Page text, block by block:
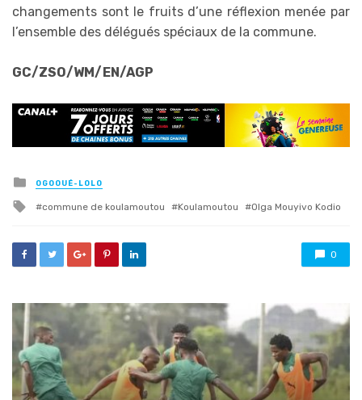
changements sont le fruits d’une réflexion menée par
l’ensemble des délégués spéciaux de la commune.
GC/ZSO/WM/EN/AGP
Posted
in
OGOOUÉ-LOLO
Tagged
commune de koulamoutou Koulamoutou Olga Mouyivo Kodio
0